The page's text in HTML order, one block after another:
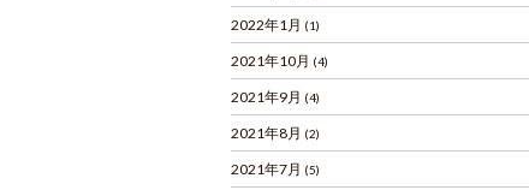
2022年1月 (1)
2021年10月 (4)
2021年9月 (4)
2021年8月 (2)
2021年7月 (5)